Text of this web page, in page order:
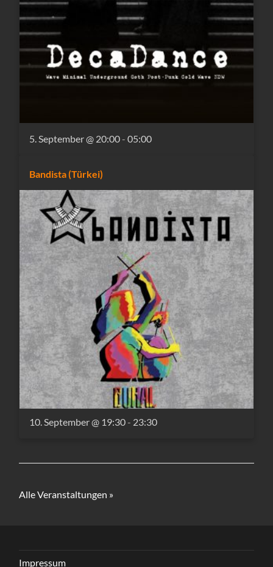
5. September @ 20:00-05:00
Bandista (Türkei)
10. September @ 19:30- 23:30
Alle Veranstaltungen »
Impressum